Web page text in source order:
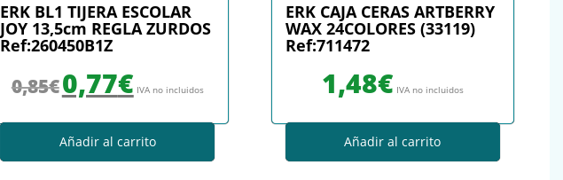
ERK BL1 TIJERA ESCOLAR
JOY 13,5cm REGLA ZURDOS
Ref:260450B1Z
0,85€0,77€ IVA no incluidos
Añadir al carrito
ERK CAJA CERAS ARTBERRY
WAX 24COLORES (33119)
Ref:711472
1,48€ IVA no incluidos
Añadir al carrito